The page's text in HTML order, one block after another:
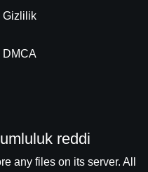
Gizlilik
DMCA
reddi
any files on its server. All